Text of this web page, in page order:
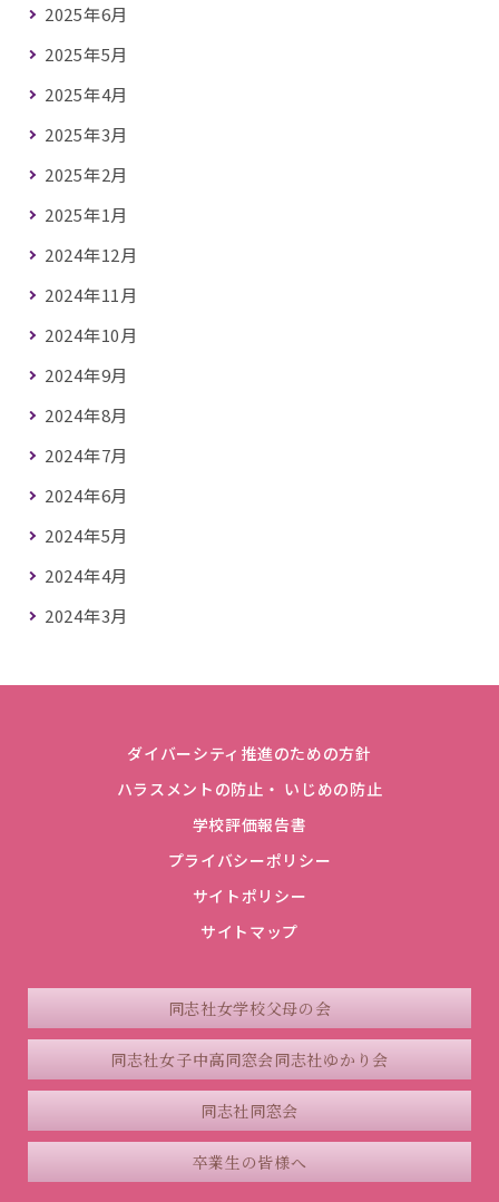
2025年6月
2025年5月
2025年4月
2025年3月
2025年2月
2025年1月
2024年12月
2024年11月
2024年10月
2024年9月
2024年8月
2024年7月
2024年6月
2024年5月
2024年4月
2024年3月
ダイバーシティ推進のための方針
ハラスメントの防止・ いじめの防止
学校評価報告書
プライバシーポリシー
サイトポリシー
サイトマップ
同志社女学校父母の会
同志社女子中高同窓会同志社ゆかり会
同志社同窓会
卒業生の皆様へ